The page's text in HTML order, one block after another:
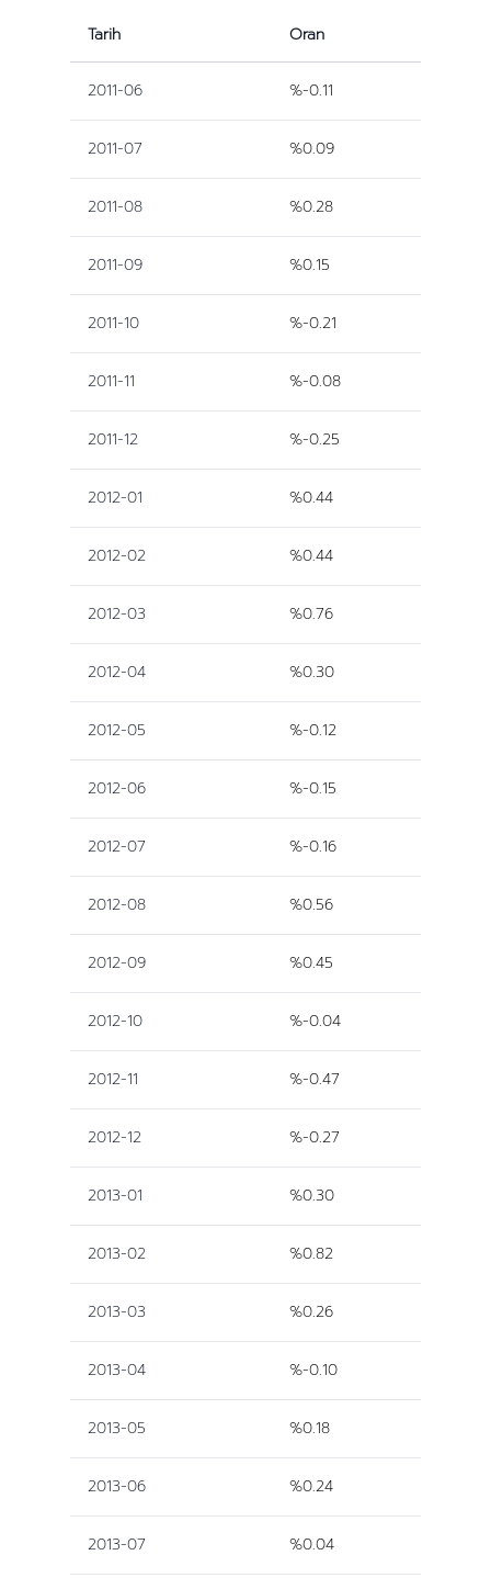
Tarih Oran
2011-06 %-0.11
2011-07 %0.09
2011-08 %0.28
2011-09 %0.15
2011-10 %-0.21
2011-11 %-0.08
2011-12 %-0.25
2012-01 %0.44
2012-02 %0.44
2012-03 %0.76
2012-04 %0.30
2012-05 %-0.12
2012-06 %-0.15
2012-07 %-0.16
2012-08 %0.56
2012-09 %0.45
2012-10 %-0.04
2012-11 %-0.47
2012-12 %-0.27
2013-01 %0.30
2013-02 %0.82
2013-03 %0.26
2013-04 %-0.10
2013-05 %0.18
2013-06 %0.24
2013-07 %0.04